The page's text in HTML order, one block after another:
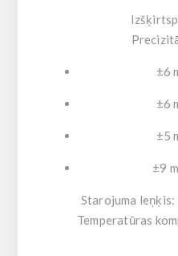
±6
±6
±5
±9
Starojuma leņķis:
Temperatūras